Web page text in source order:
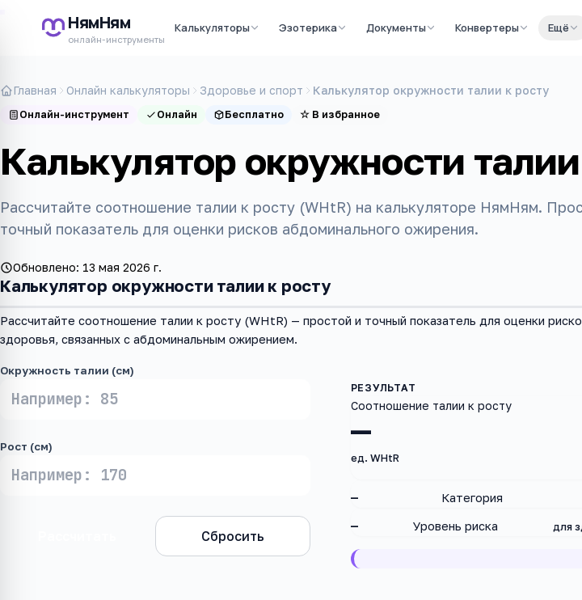
НямНям
онлайн-инструменты
Калькуляторы Эзотерика Документы Конвертеры Ещё
Главная Онлайн калькуляторы Здоровье и спорт Калькулятор окружности талии к росту
Онлайн-инструмент Онлайн Бесплатно ☆ В избранное
Калькулятор окружности
Рассчитайте соотношение талии к росту (WHtR) на калькуляторе НямНям.
точный показатель для оценки рисков абдоминального ожирения.
Обновлено: 13 мая 2026 г.
Калькулятор окружности талии к росту
Рассчитайте соотношение талии к росту (WHtR) — простой и точный показатель для оценки
здоровья, связанных с абдоминальным ожирением.
Окружность талии (см)
Рост (см)
Сбросить
—
Соотношение талии к росту
ед. WHtR
— Категория
— Уровень риска для